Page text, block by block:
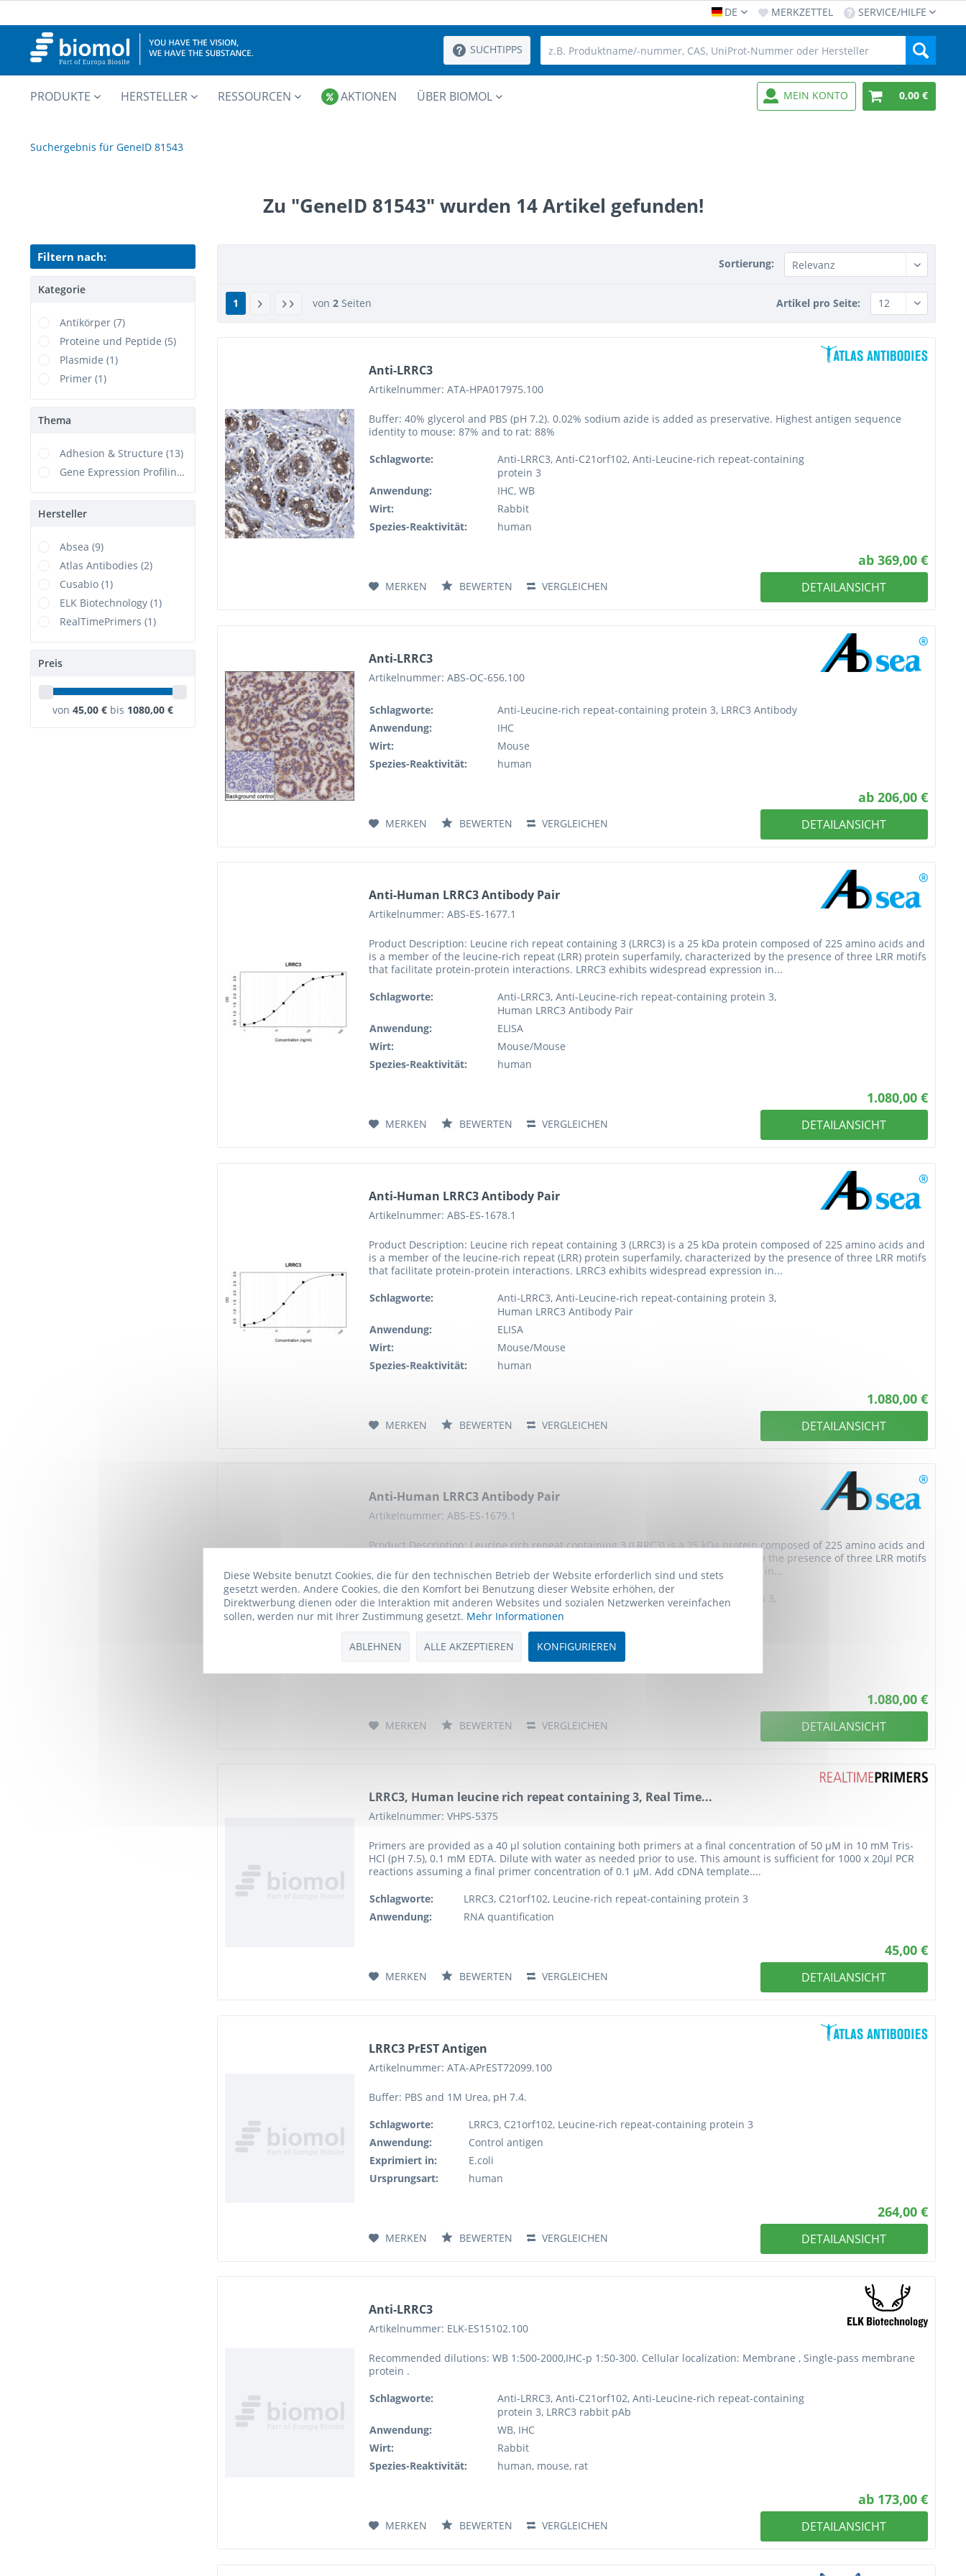
DE MERKZETTEL SERVICE/HILFE
SUCHTIPPS
PRODUKTE HERSTELLER RESSOURCEN AKTIONEN ÜBER BIOMOL MEIN KONTO 0,00 €
Suchergebnis für GeneID 81543
Zu "GeneID 81543" wurden 14Artikel gefunden!
Filtern nach:
Kategorie
Antikörper (7)
Proteine und Peptide (5)
Plasmide (1)
Primer (1)
Thema
Adhesion & Structure (13)
Gene Expression Profiling (1)
Hersteller
Absea (9)
Atlas Antibodies (2)
Cusabio (1)
ELK Biotechnology (1)
RealTimePrimers (1)
Preis
von 45,00 € bis 1080,00 €
Sortierung:
1 von 2 Seiten Artikel pro Seite:
Anti-LRRC3
Artikelnummer: ATA-HPA017975.100
Buffer: 40% glycerol and PBS (pH 7.2). 0.02% sodium azide is added as preservative. Highest antigen sequence
identity to mouse: 87% and to rat: 88%
Schlagworte:
Anti-LRRC3, Anti-C21orf102, Anti-Leucine-rich repeat-containing
protein 3
Anwendung:
IHC, WB
Wirt:
Rabbit
Spezies-Reaktivität:
human
ab 369,00 €
DETAILANSICHT
VERGLEICHEN
BEWERTEN
MERKEN
Anti-LRRC3
Artikelnummer: ABS-OC-656.100
Schlagworte:
Anti-Leucine-rich repeat-containing protein 3, LRRC3 Antibody
Anwendung:
IHC
Wirt:
Mouse
Spezies-Reaktivität:
human
ab 206,00 €
DETAILANSICHT
VERGLEICHEN
BEWERTEN
MERKEN
Anti-Human LRRC3 Antibody Pair
Artikelnummer: ABS-ES-1677.1
Product Description: Leucine rich repeat containing 3 (LRRC3) is a 25 kDa protein composed of 225 amino acids and
is a member of the leucine-rich repeat (LRR) protein superfamily, characterized by the presence of three LRR motifs
that facilitate protein-protein interactions. LRRC3 exhibits widespread expression in...
Schlagworte:
Anti-LRRC3, Anti-Leucine-rich repeat-containing protein 3,
Human LRRC3 Antibody Pair
Anwendung:
ELISA
Wirt:
Mouse/Mouse
Spezies-Reaktivität:
human
1.080,00 €
DETAILANSICHT
VERGLEICHEN
BEWERTEN
MERKEN
Anti-Human LRRC3 Antibody Pair
Artikelnummer: ABS-ES-1678.1
Product Description: Leucine rich repeat containing 3 (LRRC3) is a 25 kDa protein composed of 225 amino acids and
is a member of the leucine-rich repeat (LRR) protein superfamily, characterized by the presence of three LRR motifs
that facilitate protein-protein interactions. LRRC3 exhibits widespread expression in...
Schlagworte:
Anti-LRRC3, Anti-Leucine-rich repeat-containing protein 3,
Human LRRC3 Antibody Pair
Anwendung:
ELISA
Wirt:
Mouse/Mouse
Spezies-Reaktivität:
human
1.080,00 €
DETAILANSICHT
VERGLEICHEN
BEWERTEN
MERKEN
Anti-Human LRRC3 Antibody Pair
Artikelnummer: ABS-ES-1679.1
Product Description: Leucine rich repeat containing 3 (LRRC3) is a 25 kDa protein composed of 225 amino acids and
is a member of the leucine-rich repeat (LRR) protein superfamily, characterized by the presence of three LRR motifs
that facilitate protein-protein interactions. LRRC3 exhibits widespread expression in...
Schlagworte:
Anti-LRRC3, Anti-Leucine-rich repeat-containing protein 3,
Human LRRC3 Antibody Pair
Wirt:
Mouse/Mouse
human
1.080,00 €
DETAILANSICHT
VERGLEICHEN
BEWERTEN
MERKEN
LRRC3, Human leucine rich repeat containing 3, Real Time...
Artikelnummer: VHPS-5375
Primers are provided as a 40 µl solution containing both primers at a final concentration of 50 µM in 10 mM Tris-
HCl (pH 7.5), 0.1 mM EDTA. Dilute with water as needed prior to use. This amount is sufficient for 1000 x 20µl PCR
reactions assuming a final primer concentration of 0.1 µM. Add cDNA template....
Schlagworte:
LRRC3, C21orf102, Leucine-rich repeat-containing protein 3
Anwendung:
RNA quantification
45,00 €
DETAILANSICHT
VERGLEICHEN
BEWERTEN
MERKEN
LRRC3 PrEST Antigen
Artikelnummer: ATA-APrEST72099.100
Buffer: PBS and 1M Urea, pH 7.4.
Schlagworte:
LRRC3, C21orf102, Leucine-rich repeat-containing protein 3
Anwendung:
Control antigen
Exprimiert in:
E.coli
Ursprungsart:
human
264,00 €
DETAILANSICHT
VERGLEICHEN
BEWERTEN
MERKEN
Anti-LRRC3
Artikelnummer: ELK-ES15102.100
Recommended dilutions: WB 1:500-2000,IHC-p 1:50-300. Cellular localization: Membrane , Single-pass membrane
protein .
Schlagworte:
Anti-LRRC3, Anti-C21orf102, Anti-Leucine-rich repeat-containing
protein 3, LRRC3 rabbit pAb
Anwendung:
WB, IHC
Wirt:
Rabbit
Spezies-Reaktivität:
human, mouse, rat
ab 173,00 €
DETAILANSICHT
VERGLEICHEN
BEWERTEN
MERKEN
Diese Website benutzt Cookies, die für den technischen Betrieb der Website erforderlich sind und stets
gesetzt werden. Andere Cookies, die den Komfort bei Benutzung dieser Website erhöhen, der
Direktwerbung dienen oder die Interaktion mit anderen Websites und sozialen Netzwerken vereinfachen
sollen, werden nur mit Ihrer Zustimmung gesetzt. Mehr Informationen
ABLEHNEN ALLE AKZEPTIEREN KONFIGURIEREN